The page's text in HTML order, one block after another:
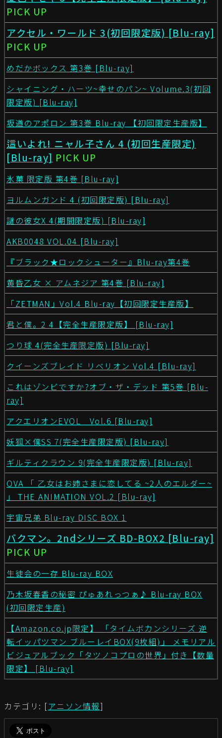
PICK UP
アクセル・ワールド 3(初回限定版) [Blu-ray]
PICK UP
めだかボックス 第3巻 [Blu-ray]
シャイニング・ハーツ~幸せのパン~ Volume.3(初回
限定版) [Blu-ray]
坂道のアポロン 第3巻 Blu-ray 【初回限定生産版】
這いよれ! ニャル子さん 4 (初回生産限定)
[Blu-ray] PICK UP
氷菓 限定版 第4巻 [Blu-ray]
ヨルムンガンド 4 (初回限定版) [Blu-ray]
謎の彼女X 4(期間限定版) [Blu-ray]
AKB0048 VOL.04 [Blu-ray]
『ブラック★ロックシューター』Blu-ray第4巻
黄昏乙女 × アムネジア 第4巻 [Blu-ray]
「ZETMAN」Vol.4 Blu-ray【初回限定生産版】
君と僕。2 4【完全生産限定版】 [Blu-ray]
つり球 4(完全生産限定版) [Blu-ray]
クイーンズブレイド リベリオン Vol.4 [Blu-ray]
これはゾンビですか?オブ・ザ・デッド 第5巻 [Blu-
ray]
アクエリオンEVOL Vol.6 [Blu-ray]
妖狐×僕SS 7(完全生産限定版) [Blu-ray]
ギルティクラウン 9(完全生産限定版) [Blu-ray]
OVA 「 乙女はお姉さまに恋してる ~2人のエルダー~
」 THE ANIMATION VOL.2 [Blu-ray]
宇宙兄弟 Blu-ray DISC BOX 1
バクマン。2ndシリーズ BD-BOX2 [Blu-ray]
PICK UP
生徒会の一存 Blu-ray BOX
乃木坂春香の秘密 ぴゅあれっつぁ♪ Blu-ray BOX
(初回限定生産)
【Amazon.co.jp限定】 「タイムボカンシリーズ 逆
転イッパツマン ブルーレイBOX(9枚組)」 メモリアル
ビジュアルブック「タツノコプロの世界」付き【数量
限定】 [Blu-ray]
カテゴリ: [アニソン情報]